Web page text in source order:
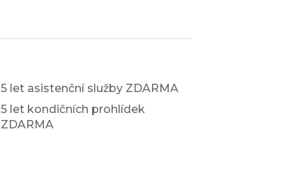
5 let asistenční služby ZDARMA
5 let kondičních prohlídek
ZDARMA